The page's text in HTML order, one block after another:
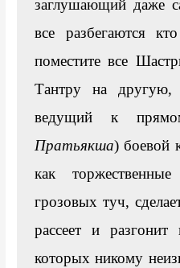
заглушающий даже
все разбегаются
поместите все
Тантру на
ведущий к
Пратьякша) боевой
как
грозовых туч,
рассеет и
которых никому